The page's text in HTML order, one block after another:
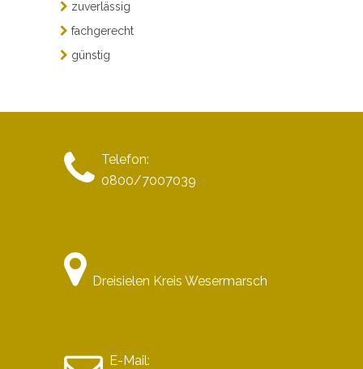
zuverlässig
fachgerecht
günstig
Telefon:
0800/7007039
Dreisielen Kreis Wesermarsch
E-Mail: